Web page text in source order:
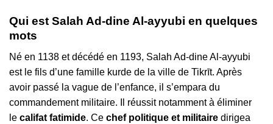
Qui est Salah Ad-dine Al-ayyubi en quelques
mots
Né en 1138 et décédé en 1193, Salah Ad-dine Al-ayyubi
est le fils d’une famille kurde de la ville de Tikrīt. Après
avoir passé la vague de l’enfance, il s’empara du
commandement militaire. Il réussit notamment à éliminer
le califat fatimide. Ce chef politique et militaire dirigea